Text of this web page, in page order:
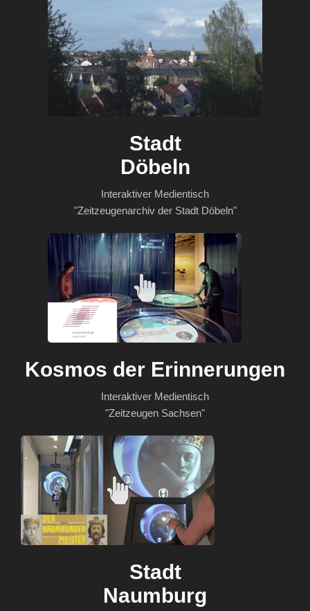
Stadt
Döbeln
Interaktiver Medientisch
"Zeitzeugenarchiv der Stadt Döbeln"
Kosmos der Erinnerungen
Interaktiver Medientisch
"Zeitzeugen Sachsen"
Stadt
Naumburg